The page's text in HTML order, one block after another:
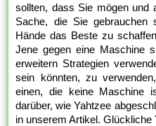
sollten, dass Sie mögen und
Sache, die Sie gebrauchen
Hände das Beste zu
Jene gegen eine Maschine
erweitern Strategien
sein könnten, zu
einen, die keine Maschine
darüber, wie Yahtzee
in unserem Artikel. Glückliche